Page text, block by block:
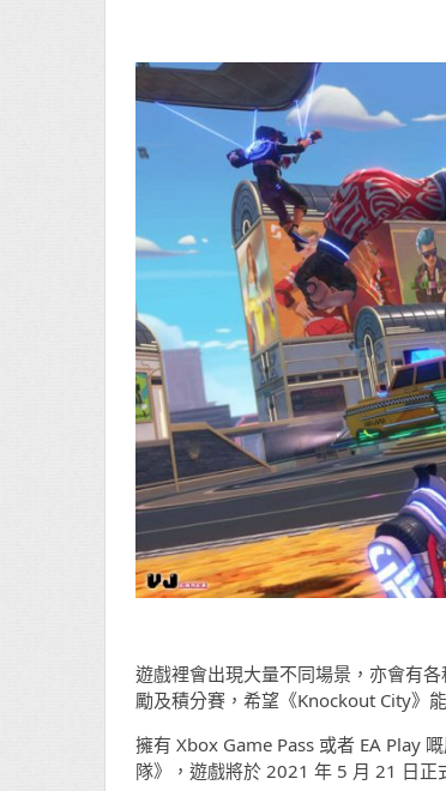
遊戲裡會出現大量不同場景，亦會有
勵及積分賽，希望《Knockout City》
擁有 Xbox Game Pass 或者 EA Play
隊》，遊戲將於 2021 年 5 月 21 日正